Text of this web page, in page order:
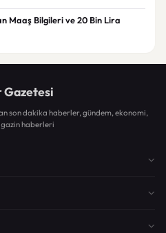
Maaş Bilgileri ve 20 Bin Lira
Gazetesi
son dakika haberler, gündem, ekonomi,
haberleri